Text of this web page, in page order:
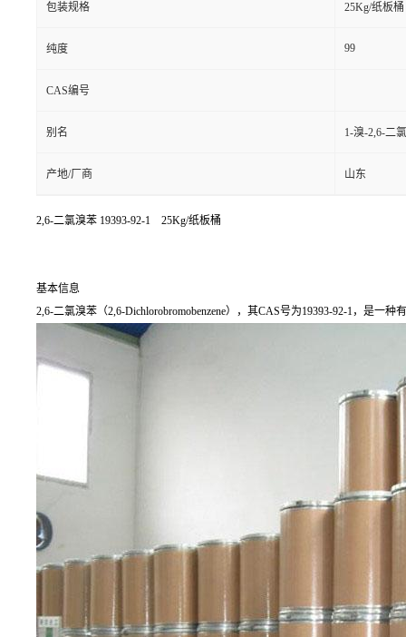
包装规格 25Kg/纸板桶
纯度 99
CAS编号
别名 1-溴-2,6-二
产地/厂商 山东
2,6-二氯溴苯 19393-92-1 25Kg/纸板桶
基本信息
2,6-二氯溴苯（2,6-Dichlorobromobenzene），其CAS号为19393-92-1，是一